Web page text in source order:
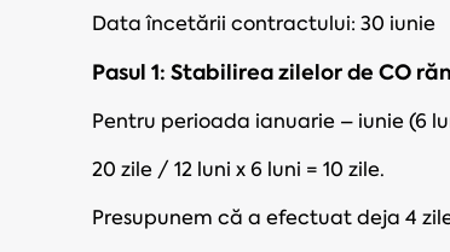
Data încetării contractului: 30 iunie
Pasul 1: Stabilirea zilelor de CO
Pentru perioada ianuarie – iunie (6
20 zile / 12 luni x 6 luni = 10 zile.
Presupunem că a efectuat deja 4